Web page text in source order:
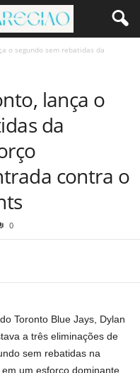
o segundo sem rebatidas da
lança o
da
contra o
0
Toronto Blue Jays, Dylan
a três eliminações de
sem rebatidas na
um esforço dominante